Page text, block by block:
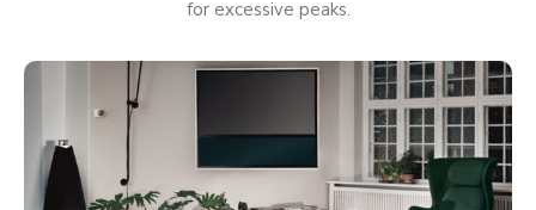
for excessive peaks.